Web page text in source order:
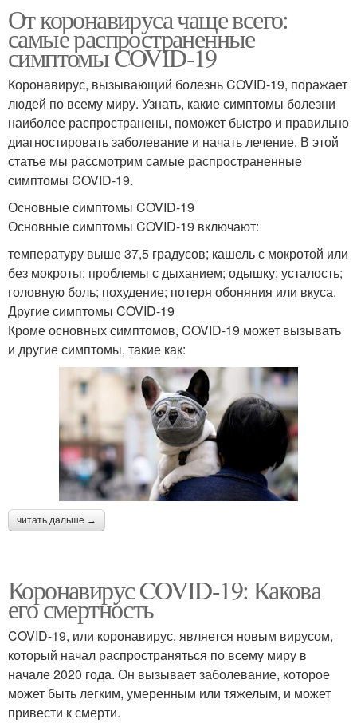
От коронавируса чаще всего:
самые распространенные
симптомы COVID-19
Коронавирус, вызывающий болезнь COVID-19, поражает
людей по всему миру. Узнать, какие симптомы болезни
наиболее распространены, поможет быстро и правильно
диагностировать заболевание и начать лечение. В этой
статье мы рассмотрим самые распространенные
симптомы COVID-19.
Основные симптомы COVID-19
Основные симптомы COVID-19 включают:
температуру выше 37,5 градусов; кашель с мокротой или
без мокроты; проблемы с дыханием; одышку; усталость;
головную боль; похудение; потеря обоняния или вкуса.
Другие симптомы COVID-19
Кроме основных симптомов, COVID-19 может вызывать
и другие симптомы, такие как:
читать дальше →
Коронавирус COVID-19: Какова
его смертность
COVID-19, или коронавирус, является новым вирусом,
который начал распространяться по всему миру в
начале 2020 года. Он вызывает заболевание, которое
может быть легким, умеренным или тяжелым, и может
привести к смерти.